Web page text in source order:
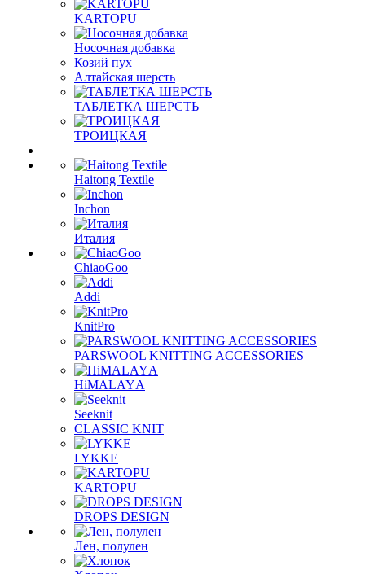
KARTOPU
Носочная добавка
Козий пух
Алтайская шерсть
ТАБЛЕTКА ШЕРСТЬ
ТРОИЦКАЯ
Haitong Textilе
Inchon
Италия
ChiaoGoo
Addi
KnitPro
PARSWOOL KNITTING ACCESSORIES
HiMALAYА
Seeknit
CLASSIC KNIT
LYKKE
KАRTOPU
DROPS DЕSIGN
Лен, полулен